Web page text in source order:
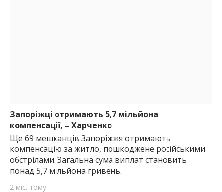
Запоріжці отримають 5,7 мільйона
компенсації, – Харченко
Ще 69 мешканців Запоріжжя отримають
компенсацію за житло, пошкоджене російськими
обстрілами. Загальна сума виплат становить
понад 5,7 мільйона гривень.
2 міс. тому